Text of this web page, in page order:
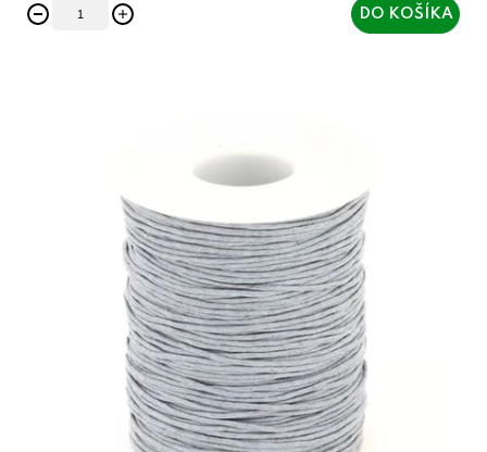
DO KOŠÍKA